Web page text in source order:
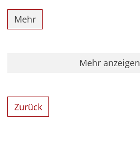
Mehr
Mehr anzeigen
Zurück